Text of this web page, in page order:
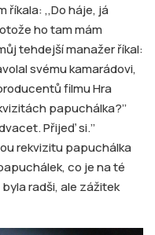
‚‚Do háje, já
ho tam mám
tehdejší manažer říkal:
svému kamarádovi,
filmu Hra
papuchálka?’’
Přijeď si.’’
rekvizitu papuchálka
co je na té
radši, ale zážitek